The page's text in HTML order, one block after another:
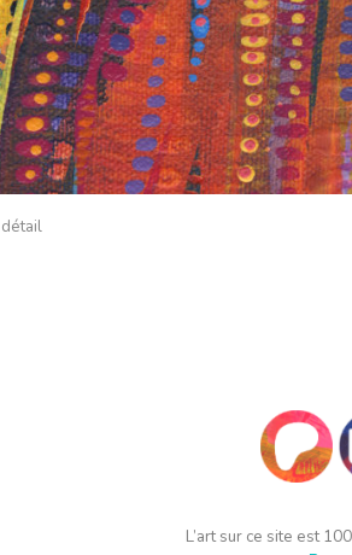
détail
L’art sur ce site est